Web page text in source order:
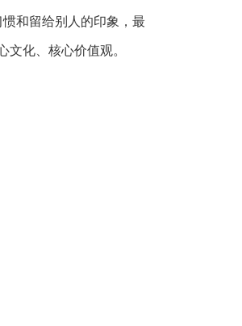
和留给别人的印象，最
化、核心价值观。